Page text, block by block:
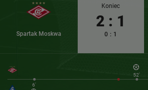
Spartak Moskwa
Koniec
2 : 1
0 : 1
6'
52'